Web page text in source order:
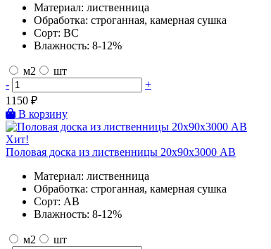
Материал: лиственница
Обработка: строганная, камерная сушка
Сорт: BC
Влажность: 8-12%
м2
шт
-
+
1150 ₽
В корзину
Хит!
Половая доска из лиственницы 20х90х3000 AB
Материал: лиственница
Обработка: строганная, камерная сушка
Сорт: AB
Влажность: 8-12%
м2
шт